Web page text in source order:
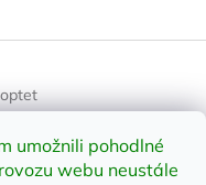
umožnili pohodlné
webu neustále
práva vyhrazena.